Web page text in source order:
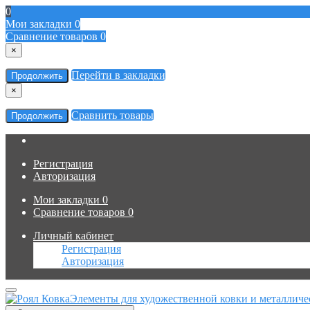
0
Мои закладки 0
Сравнение товаров 0
×
Продолжить Перейти в закладки
×
Продолжить Сравнить товары
Регистрация
Авторизация
Мои закладки 0
Сравнение товаров 0
Личный кабинет
Регистрация
Авторизация
Элементы для художественной ковки и